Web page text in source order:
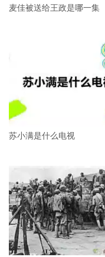
麦佳被送给王政是哪一集
苏小满是什么电视